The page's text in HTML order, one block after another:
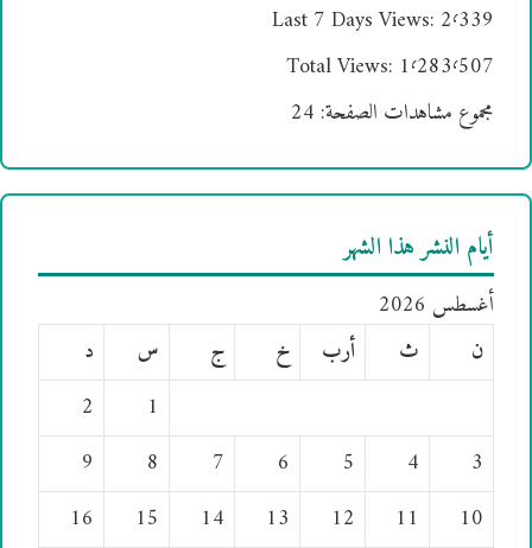
Last 7 Days Views: 2٬339
Total Views: 1٬283٬507
مجموع مشاهدات الصفحة: 24
أيام النشر هذا الشهر
أغسطس 2026
ن
ث أرب خ ج س
د
1
2
3
4
5
6
7
8
9
10
11
12
13
14
15
16